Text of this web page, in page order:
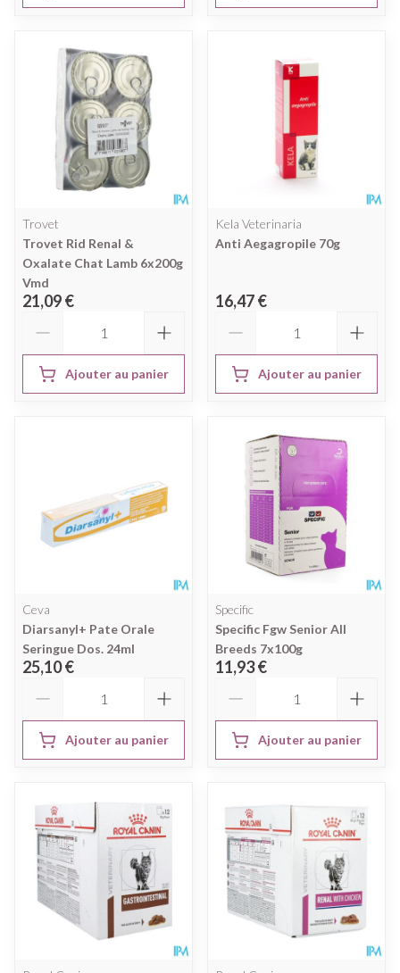
Trovet
Trovet Rid Renal &
Oxalate Chat Lamb 6x200g
Vmd
21,09 €
Ajouter au panier
Kela Veterinaria
Anti Aegagropile 70g
16,47 €
Ajouter au panier
Ceva
Diarsanyl+ Pate Orale
Seringue Dos. 24ml
25,10 €
Ajouter au panier
Specific
Specific Fgw Senior All
Breeds 7x100g
11,93 €
Ajouter au panier